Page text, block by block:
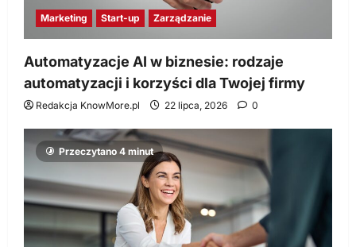
Marketing Start-up Zarządzanie
Automatyzacje AI w biznesie: rodzaje
automatyzacji i korzyści dla Twojej firmy
Redakcja KnowMore.pl 22 lipca, 2026 0
Przeczytano 4 minut